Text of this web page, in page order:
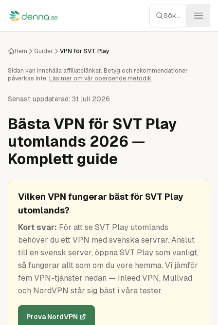
Hoppa till innehåll Sök...
Webbhotell
Managed WP
Servrar
Nätverk
Molnlagring
Verktyg
Guider
Hem Guider VPN för SVT Play
Sidan kan innehålla affiliatelänkar. Betyg och rekommendationer
påverkas inte. Läs mer om vår oberoende metodik.
Senast uppdaterad: 31 juli 2026
Bästa VPN för SVT Play
utomlands 2026 —
Komplett guide
Vilken VPN fungerar bäst för SVT Play
utomlands?
Kort svar: För att se SVT Play utomlands
behöver du ett VPN med svenska servrar. Anslut
till en svensk server, öppna SVT Play som vanligt,
så fungerar allt som om du vore hemma. Vi jämför
fem VPN-tjänster nedan — Inleed VPN, Mullvad
och NordVPN står sig bäst i våra tester.
Prova NordVPN